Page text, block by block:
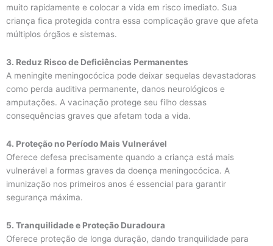
muito rapidamente e colocar a vida em risco imediato. Sua
criança fica protegida contra essa complicação grave que afeta
múltiplos órgãos e sistemas.
3. Reduz Risco de Deficiências Permanentes
A meningite meningocócica pode deixar sequelas devastadoras
como perda auditiva permanente, danos neurológicos e
amputações. A vacinação protege seu filho dessas
consequências graves que afetam toda a vida.
4. Proteção no Período Mais Vulnerável
Oferece defesa precisamente quando a criança está mais
vulnerável a formas graves da doença meningocócica. A
imunização nos primeiros anos é essencial para garantir
segurança máxima.
5. Tranquilidade e Proteção Duradoura
Oferece proteção de longa duração, dando tranquilidade para